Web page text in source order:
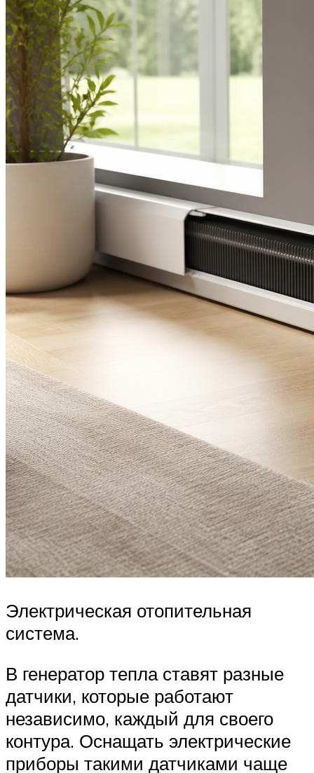
Электрическая отопительная
система.
В генератор тепла ставят разные
датчики, которые работают
независимо, каждый для своего
контура. Оснащать электрические
приборы такими датчиками чаще